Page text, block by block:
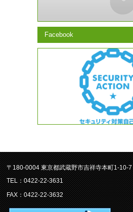
Facebook
〒180-0004 東京都武蔵野市吉祥寺本町1-10-7
TEL：0422-22-3631
FAX：0422-22-3632